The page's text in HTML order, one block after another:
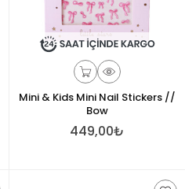
Mini & Kids Mini Nail Stickers //
Bow
449,00₺